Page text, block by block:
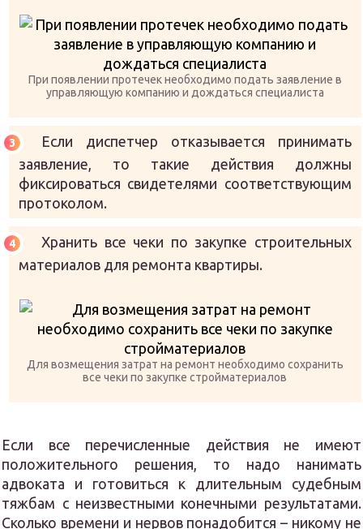
При появлении протечек необходимо подать заявление в
управляющую компанию и дождаться специалиста
Если диспетчер отказывается принимать
заявление, то такие действия должны
фиксироваться свидетелями соответствующим
протоколом.
Хранить все чеки по закупке строительных
материалов для ремонта квартиры.
Для возмещения затрат на ремонт необходимо сохранить
все чеки по закупке стройматериалов
Если все перечисленные действия не имеют
положительного решения, то надо нанимать
адвоката и готовиться к длительным судебным
тяжбам с неизвестными конечными результатами.
Сколько времени и нервов понадобится – никому не